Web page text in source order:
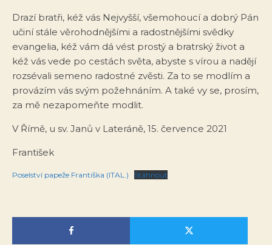
Drazí bratři, kéž vás Nejvyšší, všemohoucí a dobrý Pán
učiní stále věrohodnějšími a radostnějšími svědky
evangelia, kéž vám dá vést prostý a bratrský život a
kéž vás vede po cestách světa, abyste s vírou a nadějí
rozsévali semeno radostné zvěsti. Za to se modlím a
provázím vás svým požehnáním. A také vy se, prosím,
za mě nezapomeňte modlit.
V Římě, u sv. Janů v Lateráně, 15. července 2021
František
Poselství papeže Františka (ITAL.) Stáhnout